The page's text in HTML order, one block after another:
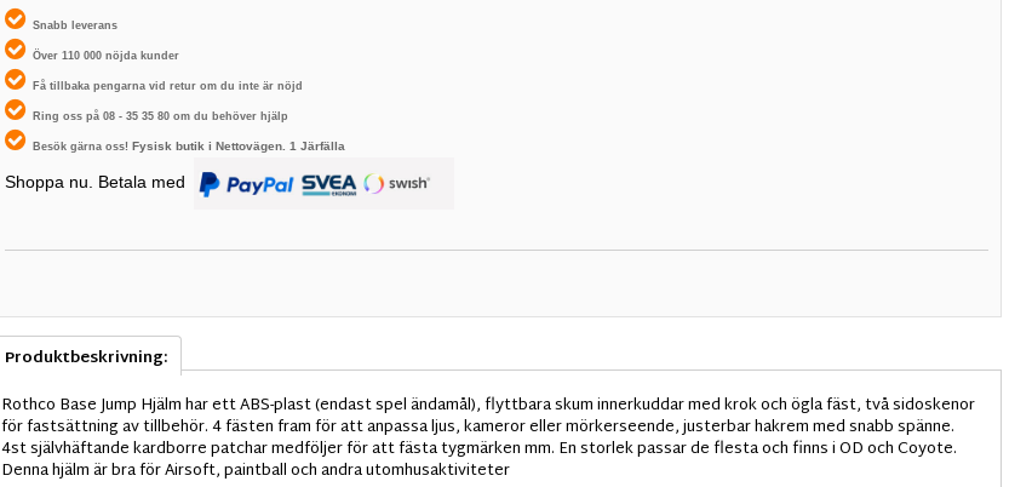
Snabb leverans
Över 110 000 nöjda kunder
Få tillbaka pengarna vid retur om du inte är nöjd
Ring oss på 08 - 35 35 80 om du behöver hjälp
Besök gärna oss! Fysisk butik i Nettovägen. 1 Järfälla
Shoppa nu. Betala med
Produktbeskrivning:
Rothco Base Jump Hjälm har ett ABS-plast (endast spel ändamål), flyttbara skum innerkuddar med krok och ögla fäst, två sidoskenor
för fastsättning av tillbehör. 4 fästen fram för att anpassa ljus, kameror eller mörkerseende, justerbar hakrem med snabb spänne.
4st självhäftande kardborre patchar medföljer för att fästa tygmärken mm. En storlek passar de flesta och finns i OD och Coyote.
Denna hjälm är bra för Airsoft, paintball och andra utomhusaktiviteter